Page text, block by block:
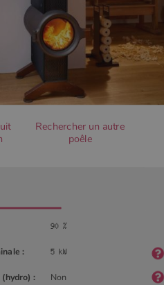
Rechercher un autre
poêle
:
: Non
CookieScriptConsent
PHPSESSID
Google
Bad
__Secure-ROLLOUT_TOKEN